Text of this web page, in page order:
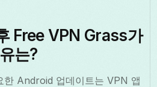
Free VPN Grass가
는?
Android 업데이트는 VPN 앱